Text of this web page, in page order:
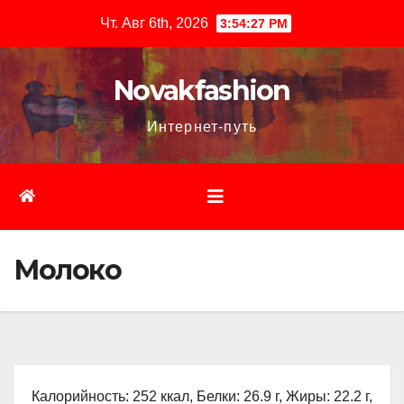
содержимому
Чт. Авг 6th, 2026 3:54:28 PM
Novakfashion
Интернет-путь
Молоко
Калорийность: 252 ккал, Белки: 26.9 г, Жиры: 22.2 г,